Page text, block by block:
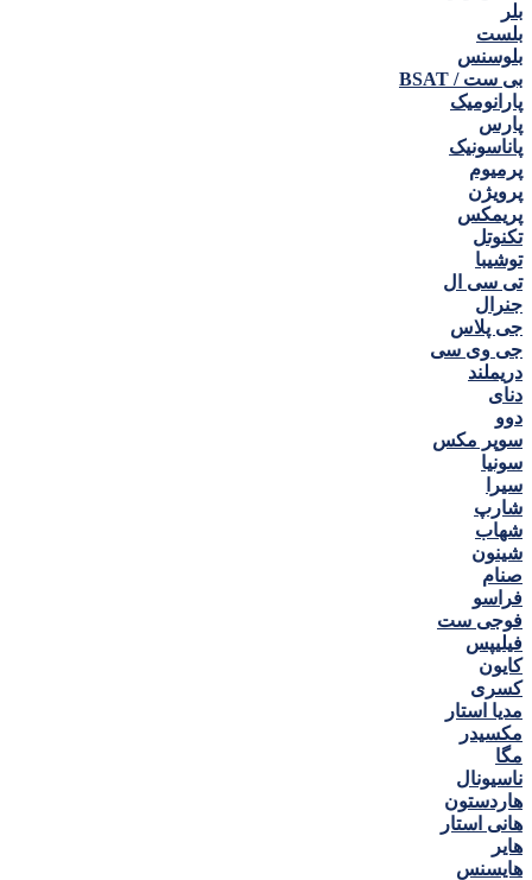
بلر
بلست
بلوسنس
بی ست / BSAT
پارانومیک
پارس
پاناسونیک
پرمیوم
پرویژن
پریمکس
تکنوتل
توشیبا
تی سی ال
جنرال
جی پلاس
جی وی سی
دریملند
دنای
دوو
سوپر مکس
سونیا
سیرا
شارپ
شهاب
شینون
صنام
فراسو
فوجی ست
فیلیپس
کایون
کسری
مدیا استار
مکسیدر
مگا
ناسیونال
هاردستون
هانی استار
هایر
هایسنس